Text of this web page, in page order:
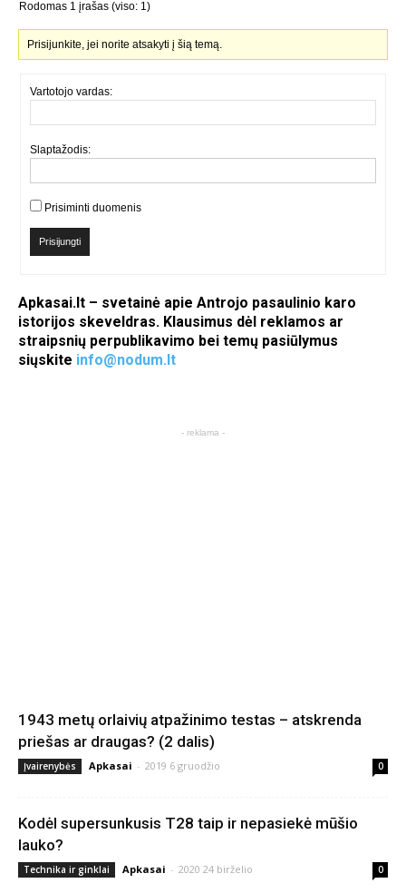
Rodomas 1 įrašas (viso: 1)
Prisijunkite, jei norite atsakyti į šią temą.
Vartotojo vardas:
Slaptažodis:
Prisiminti duomenis
Prisijungti
Apkasai.lt – svetainė apie Antrojo pasaulinio karo
istorijos skeveldras. Klausimus dėl reklamos ar
straipsnių perpublikavimo bei temų pasiūlymus
siųskite info@nodum.lt
- reklama -
1943 metų orlaivių atpažinimo testas – atskrenda
priešas ar draugas? (2 dalis)
Įvairenybės Apkasai - 2019 6 gruodžio 0
Kodėl supersunkusis T28 taip ir nepasiekė mūšio
lauko?
Technika ir ginklai Apkasai - 2020 24 birželio 0